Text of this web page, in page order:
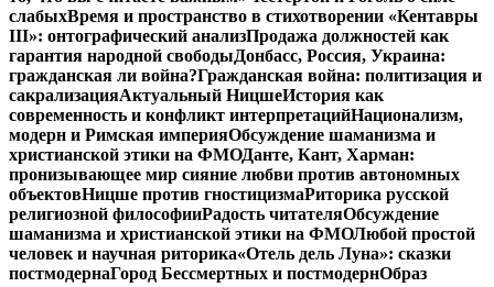
слабыхВремя и пространство в стихотворении «Кентавры
III»: онтографический анализПродажа должностей как
гарантия народной свободыДонбасс, Россия, Украина:
гражданская ли война?Гражданская война: политизация и
сакрализацияАктуальный НицшеИстория как
современность и конфликт интерпретацийНационализм,
модерн и Римская империяОбсуждение шаманизма и
христианской этики на ФМОДанте, Кант, Харман:
пронизывающее мир сияние любви против автономных
объектовНицше против гностицизмаРиторика русской
религиозной философииРадость читателяОбсуждение
шаманизма и христианской этики на ФМОЛюбой простой
человек и научная риторика«Отель дель Луна»: сказки
постмодернаГород Бессмертных и постмодернОбраз